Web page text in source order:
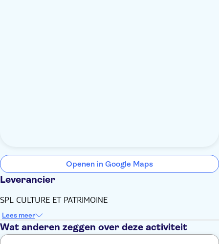
Openen in Google Maps
Leverancier
SPL CULTURE ET PATRIMOINE
Lees meer
Wat anderen zeggen over deze activiteit